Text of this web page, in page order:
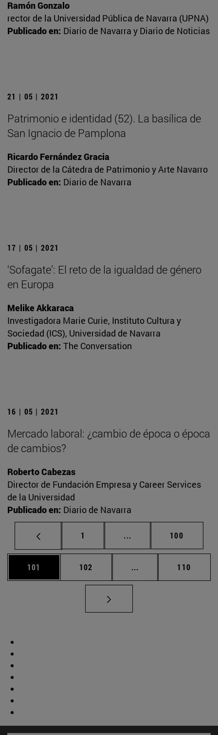
Ramón Gonzalo
rector de la Universidad Pública de Navarra (UPNA)
Publicado en: Diario de Navarra y Diario de Noticias
21 | 05 | 2021
Patrimonio e identidad (52). La basílica de
San Ignacio de Pamplona
Ricardo Fernández Gracia
Director de la Cátedra de Patrimonio y Arte Navarro
Publicado en: Diario de Navarra
17 | 05 | 2021
‘Sofagate’: El reto de la igualdad de género
en Europa
Melike Akkaraca
Investigadora Marie Curie, Instituto Cultura y
Sociedad (ICS), Universidad de Navarra
Publicado en: The Conversation
16 | 05 | 2021
Mercado laboral: ¿cambio de época o época
de cambios?
Roberto Cabezas
Director de Fundación Empresa y Career Services
de la Universidad
Publicado en: Diario de Navarra
Página
1 ... Páginas intermedias
Página
100
Página
101 Página
102 ... Páginas intermedias
Página
110